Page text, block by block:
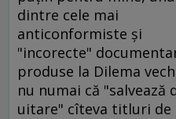
dintre cele mai
anticonformiste şi
"incorecte"
produse la Dilema
nu numai că "salvează
uitare" cîteva titluri de